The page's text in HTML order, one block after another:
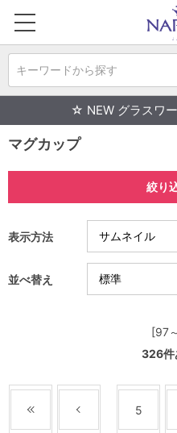
キーワードから探す
☆ NEW グラスワ
マグカップ
絞り
表示方法
並べ替え
[97
326件
5